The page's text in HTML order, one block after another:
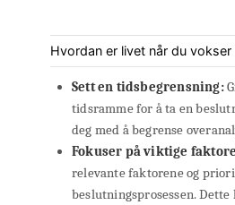
Hvordan er livet når du
Sett en tidsbegrensning:
tidsramme for å ta en
deg med å begrense
Fokuser på viktige
relevante faktorene og
beslutningsprosessen.